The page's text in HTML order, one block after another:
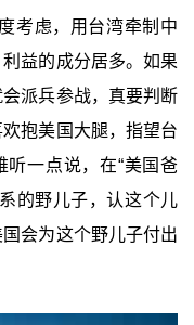
考虑，用台湾牵制中
益的成分居多。如果
派兵参战，真要判断
抱美国大腿，指望台
听一点说，在“美国爸
的野儿子，认这个儿
会为这个野儿子付出